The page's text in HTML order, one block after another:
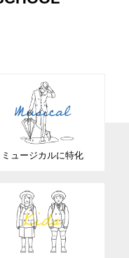
ミュージカルに特化